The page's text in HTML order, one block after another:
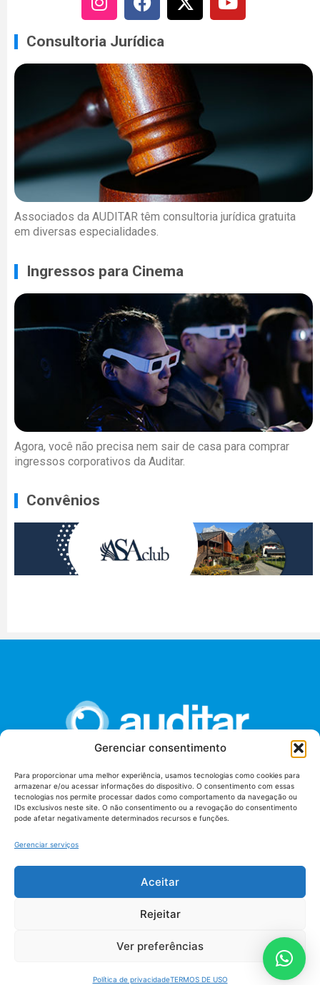
Gerenciar consentimento
Para proporcionar uma melhor experiência, usamos tecnologias como cookies para
armazenar e/ou acessar informações do dispositivo. O consentimento com essas
tecnologias nos permite processar dados como comportamento da navegação ou
IDs exclusivos neste site. O não consentimento ou a revogação do consentimento
pode afetar negativamente determinados recursos e funções.
Gerenciar serviços
Aceitar
Rejeitar
Ver preferências
Política de privacidadeTERMOS DE USO
Consultoria Jurídica
Associados da AUDITAR têm consultoria jurídica gratuita
em diversas especialidades.
Ingressos para Cinema
Agora, você não precisa nem sair de casa para comprar
ingressos corporativos da Auditar.
Convênios
União dos Auditores Federais de Controle Externo -
AUDITAR
Setor de Administração Federal Sul (SAF/Sul), Qd. 04, Lt. 01
Tribunal de Contas da União (TCU), Subsolo, Sala S04
Termos de uso